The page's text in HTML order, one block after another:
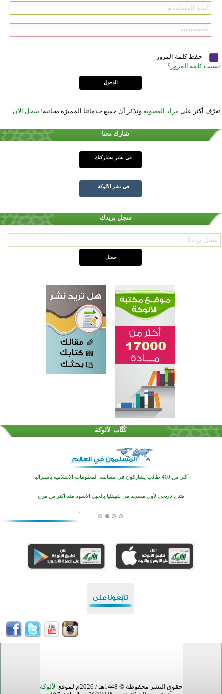
حفظ كلمة المرور
نسيت كلمة المرور؟
تعرّف أكثر على مزايا العضوية وتذكر أن جميع خدماتنا المميزة مجانية! سجل الآن
شارك معنا
في نشر مشاركتك
في نشر الألوكة
سجل بريدك
كُتَّاب الألوكة
القرآن والتربية في صدارة البرامج الصيفية للمسلمين في بينزا وساراتوف وموردوفيا هذا العام
اختتام الدورة التاسعة لمسابقة حفظ وتلاوة القرآن الكريم في أزناكاييف
أكثر من 100 شخص يتعرفون على الإسلام خلال يوم المسجد المفتوح في ميلفيل
اختتام منافسات قرآنية متميزة في بنغلاديش بمشاركة 3000 متسابق
أكثر من 400 طالب يشاركون في مسابقة المعلومات الإسلامية بأستراليا
افتتاح تاريخي لأول مسجد في بلييفليا بالجبل الأسود منذ أكثر من قرن
منطقة ريبوفسي تحتفل بميلاد مسجد جديد في أجواء إيمانية مميزة
القرآن والتربية في صدارة البرامج الصيفية للمسلمين في بينزا وساراتوف وموردوفيا هذا العام
حقوق النشر محفوظة © 1448هـ / 2026م لموقع الألوكة